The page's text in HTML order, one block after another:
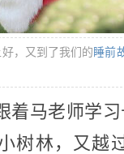
，又到了我们的睡前
着马老师学
树林，又越